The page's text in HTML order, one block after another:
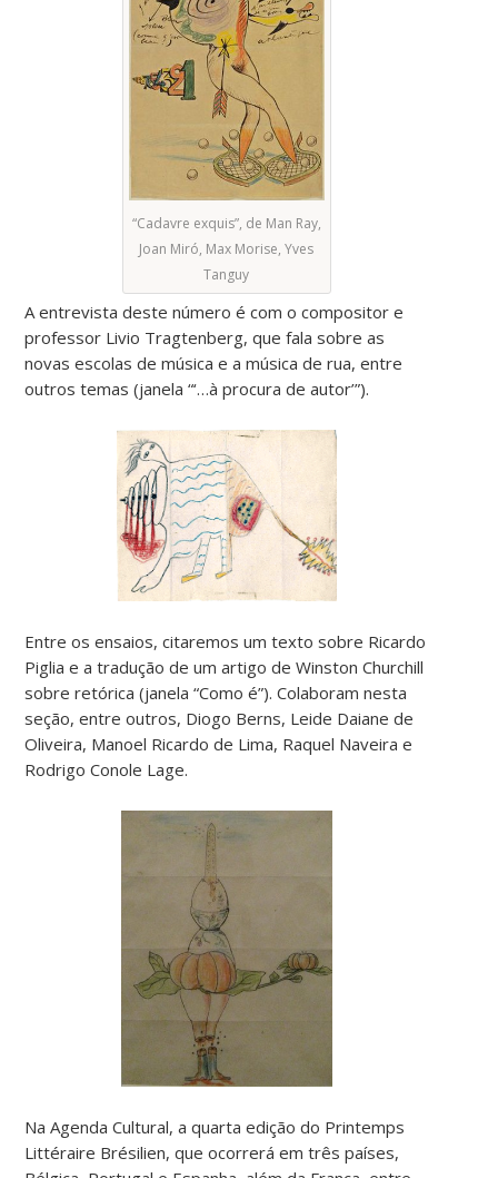
“Cadavre exquis”, de Man Ray,
Joan Miró, Max Morise, Yves
Tanguy
A entrevista deste número é com o compositor e
professor Livio Tragtenberg, que fala sobre as
novas escolas de música e a música de rua, entre
outros temas (janela “‘…à procura de autor’”).
Entre os ensaios, citaremos um texto sobre Ricardo
Piglia e a tradução de um artigo de Winston Churchill
sobre retórica (janela “Como é”). Colaboram nesta
seção, entre outros, Diogo Berns, Leide Daiane de
Oliveira, Manoel Ricardo de Lima, Raquel Naveira e
Rodrigo Conole Lage.
Na Agenda Cultural, a quarta edição do Printemps
Littéraire Brésilien, que ocorrerá em três países,